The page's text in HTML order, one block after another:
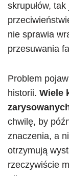
skrupułów,
nie sprawia
przesuwania
Problem
historii. Wiele
chwilę, by
znaczenia, a
otrzymują
rzeczywiście